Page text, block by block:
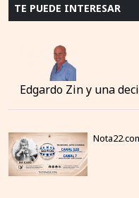
TE PUEDE INTERESAR
Edgardo Zin y una